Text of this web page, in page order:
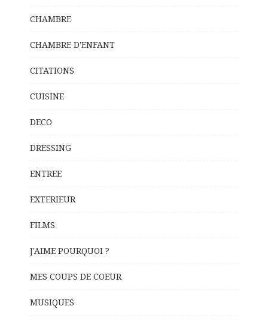
CHAMBRE
CHAMBRE D'ENFANT
CITATIONS
CUISINE
DECO
DRESSING
ENTREE
EXTERIEUR
FILMS
J'AIME POURQUOI ?
MES COUPS DE COEUR
MUSIQUES